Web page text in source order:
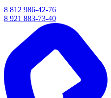
8 812 986-42-76
8 921 883-73-40